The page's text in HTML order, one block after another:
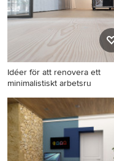
Idéer för att renovera ett
minimalistiskt arbetsru
Idéer för att renovera ett
minimalistiskt arbetsrum,
med vita väggar, mörkt
trägolv och ett fristående
skrivbord